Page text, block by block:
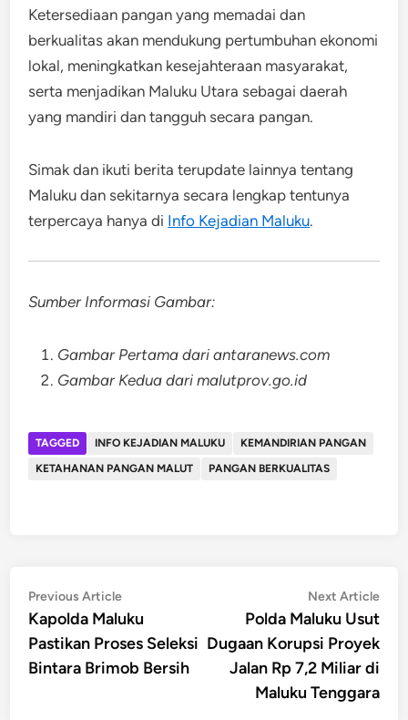
Ketersediaan pangan yang memadai dan
berkualitas akan mendukung pertumbuhan ekonomi
lokal, meningkatkan kesejahteraan masyarakat,
serta menjadikan Maluku Utara sebagai daerah
yang mandiri dan tangguh secara pangan.
Simak dan ikuti berita terupdate lainnya tentang
Maluku dan sekitarnya secara lengkap tentunya
terpercaya hanya di Info Kejadian Maluku.
Sumber Informasi Gambar:
Gambar Pertama dari antaranews.com
Gambar Kedua dari malutprov.go.id
TAGGED INFO KEJADIAN MALUKU
KEMANDIRIAN PANGAN
KETAHANAN PANGAN MALUT
PANGAN BERKUALITAS
Post
navigation
Previous ArticlePrevious
article:
Kapolda Maluku
Pastikan Proses Seleksi
Bintara Brimob Bersih
Next Article
Polda Maluku Usut
Dugaan Korupsi Proyek
Jalan Rp 7,2 Miliar di
Maluku Tenggara